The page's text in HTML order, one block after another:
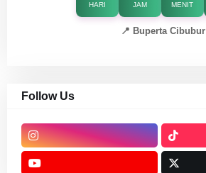
HARI JAM MENIT
📍 Buperta Cibubur
Follow Us